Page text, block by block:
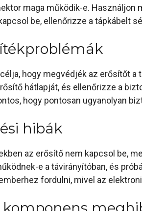
maga működik-e.
be, ellenőrizze a tápkábelt
hogy megvédjék az erősítőt
hátlapját, és ellenőrizze a
hogy pontosan ugyanolyan
hibák
az erősítő nem kapcsol be,
e a távirányítóban, és
fordulni, mivel az